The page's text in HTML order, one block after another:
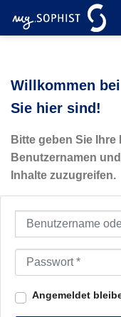
Inhalt
Willkommen
Sie hier sind!
Bitte geben Sie
Benutzernamen
Inhalte zuzugreifen.
Benutzername oder
Passwort
Angemeldet